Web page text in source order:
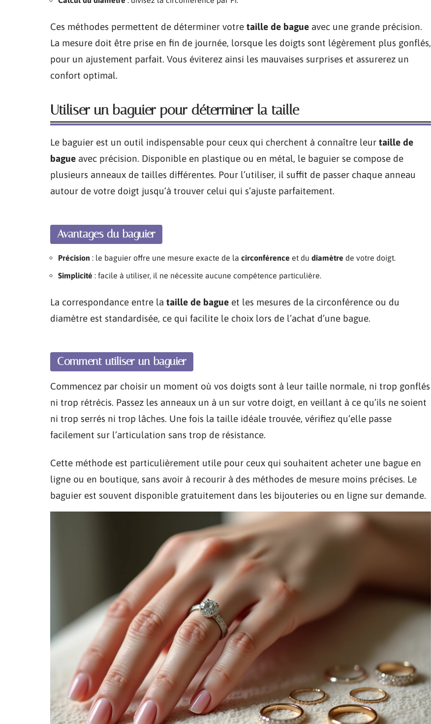
Ces méthodes permettent de déterminer votre taille de bague avec une grande précision.
La mesure doit être prise en fin de journée, lorsque les doigts sont légèrement plus gonflés,
pour un ajustement parfait. Vous éviterez ainsi les mauvaises surprises et assurerez un
confort optimal.
Utiliser un baguier pour déterminer la taille
Le baguier est un outil indispensable pour ceux qui cherchent à connaître leur taille de
bague avec précision. Disponible en plastique ou en métal, le baguier se compose de
plusieurs anneaux de tailles différentes. Pour l’utiliser, il suffit de passer chaque anneau
autour de votre doigt jusqu’à trouver celui qui s’ajuste parfaitement.
Avantages du baguier
Précision : le baguier offre une mesure exacte de la circonférence et du diamètre de votre doigt.
Simplicité : facile à utiliser, il ne nécessite aucune compétence particulière.
La correspondance entre la taille de bague et les mesures de la circonférence ou du
diamètre est standardisée, ce qui facilite le choix lors de l’achat d’une bague.
Comment utiliser un baguier
Commencez par choisir un moment où vos doigts sont à leur taille normale, ni trop gonflés
ni trop rétrécis. Passez les anneaux un à un sur votre doigt, en veillant à ce qu’ils ne soient
ni trop serrés ni trop lâches. Une fois la taille idéale trouvée, vérifiez qu’elle passe
facilement sur l’articulation sans trop de résistance.
Cette méthode est particulièrement utile pour ceux qui souhaitent acheter une bague en
ligne ou en boutique, sans avoir à recourir à des méthodes de mesure moins précises. Le
baguier est souvent disponible gratuitement dans les bijouteries ou en ligne sur demande.